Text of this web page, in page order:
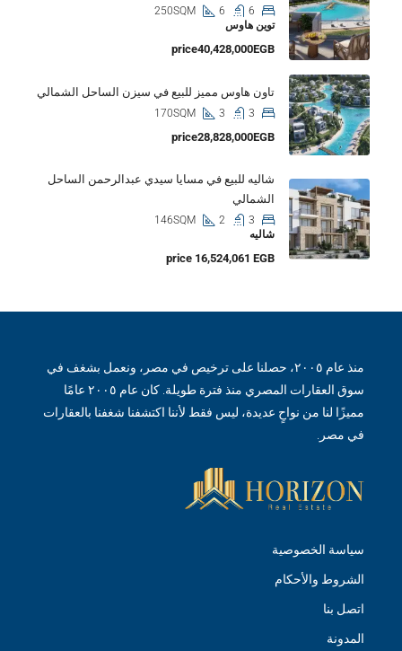
6
6
250SQM
توين هاوس
price40,428,000EGB
تاون هاوس مميز للبيع في سيزن الساحل الشمالي
3
3
170SQM
price28,828,000EGB
شاليه للبيع في مسايا سيدي عبدالرحمن الساحل
الشمالي
3
2
146SQM
شاليه
price 16,524,061 EGB
منذ عام ٢٠٠٥، حصلنا على ترخيص في مصر، ونعمل بشغف في
سوق العقارات المصري منذ فترة طويلة. كان عام ٢٠٠٥ عامًا
مميزًا لنا من نواحٍ عديدة، ليس فقط لأننا اكتشفنا شغفنا بالعقارات
في مصر.
سياسة الخصوصية
الشروط والأحكام
اتصل بنا
المدونة